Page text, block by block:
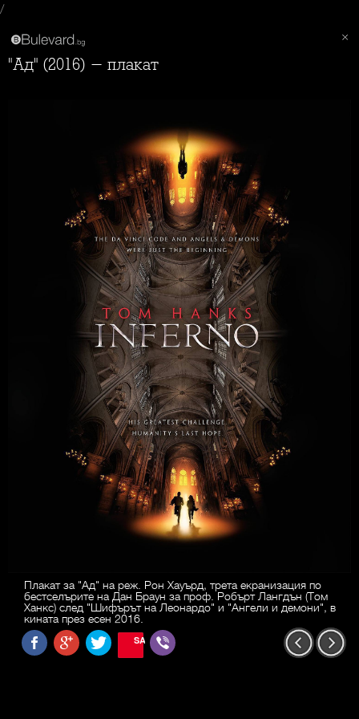
/
"Ад" (2016) - плакат
Плакат за "Ад" на реж. Рон Хауърд, трета екранизация по
бестселърите на Дан Браун за проф. Робърт Лангдън (Том
Ханкс) след "Шифърът на Леонардо" и "Ангели и демони", в
кината през есен 2016.
SAVE